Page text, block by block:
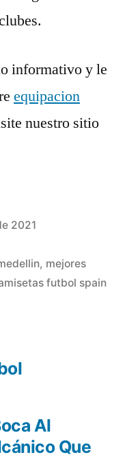
informativo y le
equipacion
nuestro sitio
2021
, mejores
futbol spain
Al
Que